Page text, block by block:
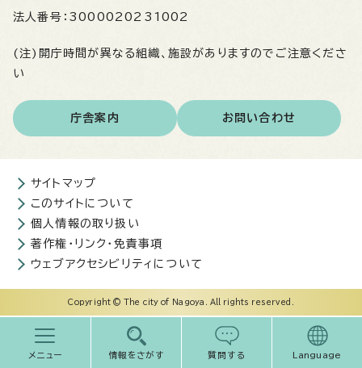
メニュー 情報をさがす 質問する Language
法人番号： 3000020231002
(注)開庁時間が異なる組織、施設がありますのでご注意くださ
い
庁舎案内 お問い合わせ
サイトマップ
このサイトについて
個人情報の取り扱い
著作権・リンク・免責事項
ウェブアクセシビリティについて
Copyright © The city of Nagoya. All rights reserved.